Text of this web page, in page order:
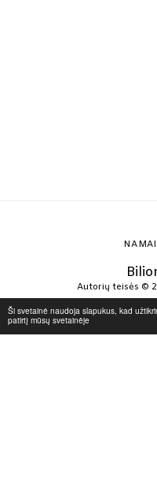
Ši svetainė naudoja slapukus, kad
patirtį mūsų svetainėje
Autorių teisės ©
Sukurta naudojant
NAMAI